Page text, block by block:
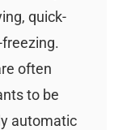
quick-
often
to be
automatic